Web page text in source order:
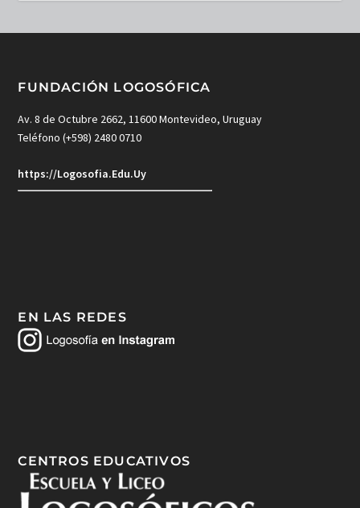
FUNDACIÓN LOGOSÓFICA
Av. 8 de Octubre 2662, 11600 Montevideo, Uruguay
Teléfono (+598) 2480 0710
https://Logosofia.Edu.Uy
EN LAS REDES
CENTROS EDUCATIVOS